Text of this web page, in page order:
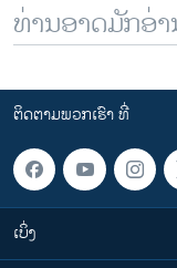
ທ່ານອາດມັກອ່
ຕິດຕາມພວກເຮົາ ທີ່
ເບິ່ງ